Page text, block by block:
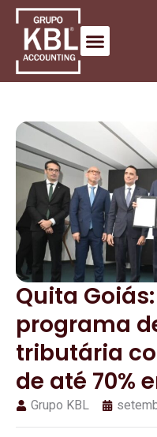
Quita
programa
tributária
de até 70%
Grupo KBL